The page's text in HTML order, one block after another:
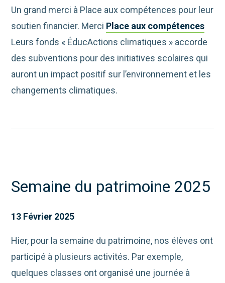
Un grand merci à Place aux compétences pour leur
soutien financier. Merci Place aux compétences
Leurs fonds « ÉducActions climatiques » accorde
des subventions pour des initiatives scolaires qui
auront un impact positif sur l’environnement et les
changements climatiques.
Semaine du patrimoine 2025
13 Février 2025
Hier, pour la semaine du patrimoine, nos élèves ont
participé à plusieurs activités. Par exemple,
quelques classes ont organisé une journée à